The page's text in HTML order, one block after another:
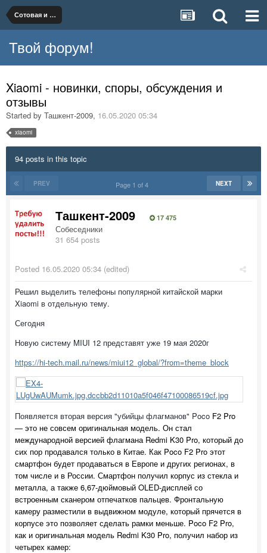
Сотовая и телефонная связь
Твой форум!
Xiaomi - новинки, споры, обсуждения и
отзывы
Started by Ташкент-2009, 16.05.2020 05:34
xiaomi
94 posts in this topic
PREV NEXT
Page 1 of 4
Ташкент-2009 17 475
Собеседники
31 654 posts
Posted 16.05.2020 05:34 (edited)
Решил выделить телефоны популярной китайской марки
Xiaomi в отдельную тему.
Сегодня
Новую систему MIUI 12 представят уже 19 мая 2020г
https://hi-tech.mail.ru/news/miui12_global/?from=theme_block
Появляется вторая версия "убийцы флагманов" Poco F2 Pro
— это не совсем оригинальная модель. Он стал
международной версией флагмана Redmi K30 Pro, который до
сих пор продавался только в Китае. Как Poco F2 Pro этот
смартфон будет продаваться в Европе и других регионах, в
том числе и в России. Смартфон получил корпус из стекла и
металла, а также 6,67-дюймовый OLED-дисплей со
встроенным сканером отпечатков пальцев. Фронтальную
камеру разместили в выдвижном модуле, который прячется в
корпусе это позволяет сделать рамки меньше. Poco F2 Pro,
как и оригинальная модель Redmi K30 Pro, получил набор из
четырех камер: